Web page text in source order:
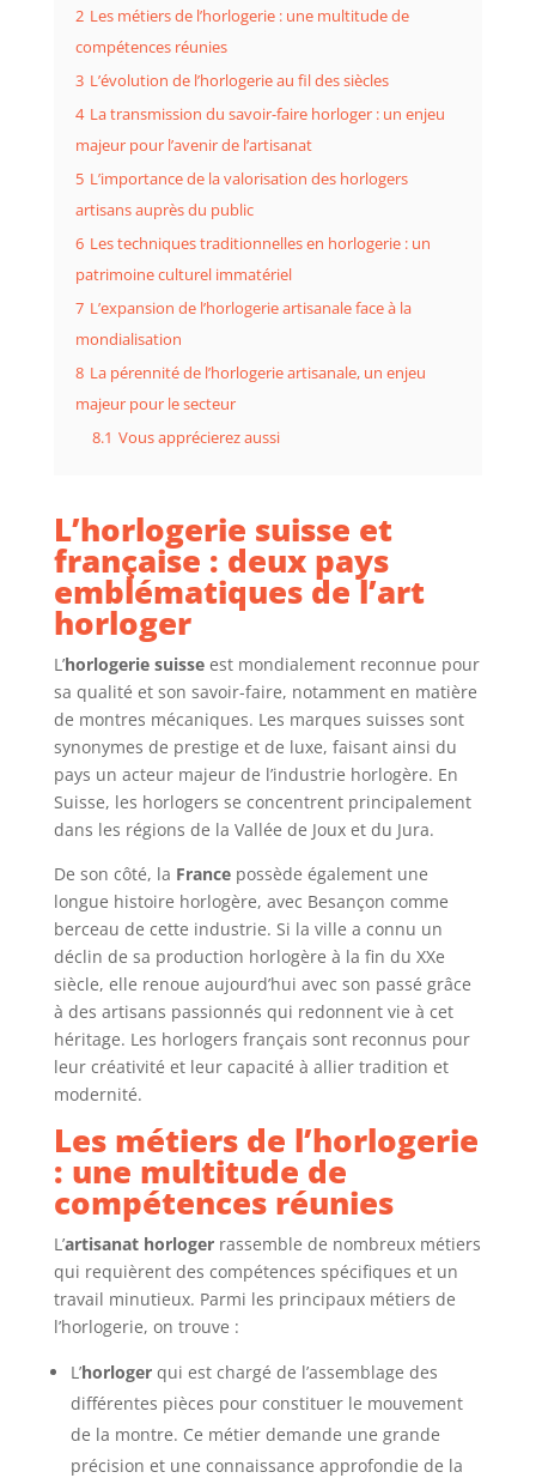
2 Les métiers de l’horlogerie : une multitude de
compétences réunies
3 L’évolution de l’horlogerie au fil des siècles
4 La transmission du savoir-faire horloger : un enjeu
majeur pour l’avenir de l’artisanat
5 L’importance de la valorisation des horlogers
artisans auprès du public
6 Les techniques traditionnelles en horlogerie : un
patrimoine culturel immatériel
7 L’expansion de l’horlogerie artisanale face à la
mondialisation
8 La pérennité de l’horlogerie artisanale, un enjeu
majeur pour le secteur
8.1 Vous apprécierez aussi
L’horlogerie suisse et
française : deux pays
emblématiques de l’art
horloger
L’horlogerie suisseest mondialement reconnue pour
sa qualité et son savoir-faire, notamment en matière
de montres mécaniques. Les marques suisses sont
synonymes de prestige et de luxe, faisant ainsi du
pays un acteur majeur de l’industrie horlogère. En
Suisse, les horlogers se concentrent principalement
dans les régions de la Vallée de Joux et du Jura.
De son côté, la Francepossède également une
longue histoire horlogère, avec Besançon comme
berceau de cette industrie. Si la ville a connu un
déclin de sa production horlogère à la fin du XXe
siècle, elle renoue aujourd’hui avec son passé grâce
à des artisans passionnés qui redonnent vie à cet
héritage. Les horlogers français sont reconnus pour
leur créativité et leur capacité à allier tradition et
modernité.
Les métiers de l’horlogerie
: une multitude de
compétences réunies
L’artisanat horlogerrassemble de nombreux métiers
qui requièrent des compétences spécifiques et un
travail minutieux. Parmi les principaux métiers de
l’horlogerie, on trouve :
L’horlogerqui est chargé de l’assemblage des
différentes pièces pour constituer le mouvement
de la montre. Ce métier demande une grande
précision et une connaissance approfondie de la